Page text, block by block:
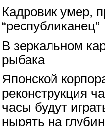
Кадровик умер,
“республиканец”
В зеркальном
рыбака
Японской
реконструкция
часы будут
нырять на